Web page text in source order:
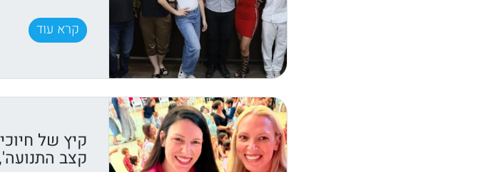
קרא עוד
קיץ של
קצב